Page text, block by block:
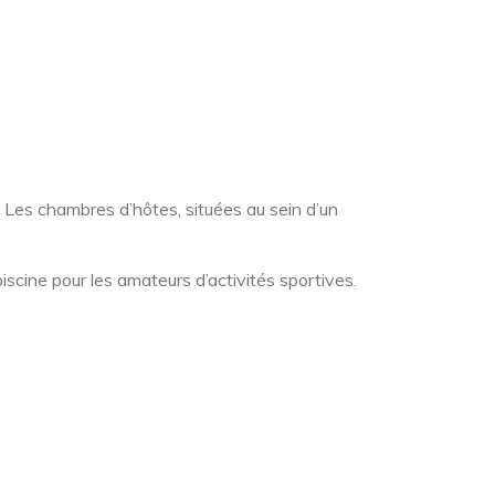
chambres d’hôtes, situées au sein d’un
pour les amateurs d’activités sportives.